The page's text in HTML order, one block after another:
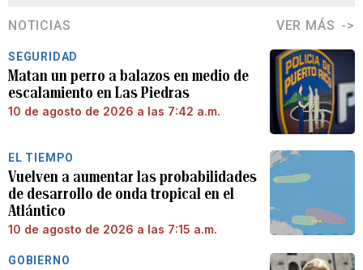
NOTICIAS VER MÁS
SEGURIDAD
Matan un perro a balazos en medio de
escalamiento en Las Piedras
10 de agosto de 2026 a las 7:42 a.m.
EL TIEMPO
Vuelven a aumentar las probabilidades
de desarrollo de onda tropical en el
Atlántico
10 de agosto de 2026 a las 7:15 a.m.
GOBIERNO